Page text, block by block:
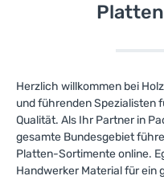
Herzlich willkommen bei
und führenden Spezialisten
Qualität. Als Ihr Partner in
gesamte Bundesgebiet
Platten-Sortimente online.
Handwerker Material für ein